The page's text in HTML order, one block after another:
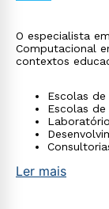
O especialista
Computacional
contextos
Escolas
Escolas
Ler mais